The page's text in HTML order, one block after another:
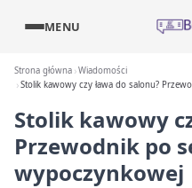
MENU
Strona główna Wiadomości
Stolik kawowy czy ława do salonu?
Stolik kawowy
Przewodnik po
wypoczynkowej